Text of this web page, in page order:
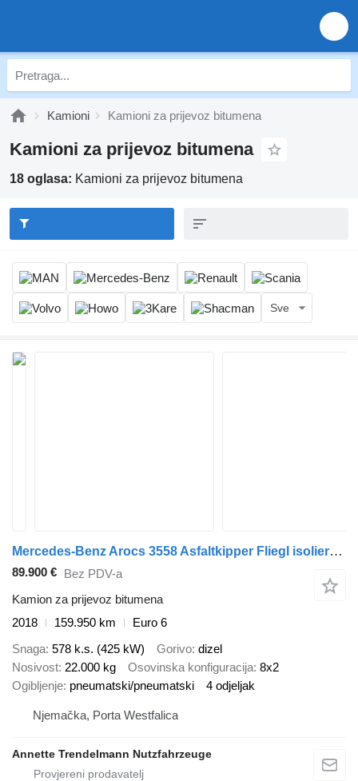
Kamioni Kamioni za prijevoz bitumena
Kamioni za prijevoz bitumena
18 oglasa: Kamioni za prijevoz bitumena
Sve
Mercedes-Benz Arocs 3558 Asfaltkipper Fliegl isoliert Temperatur Anzeige Funk-
89.900 € Bez PDV-a
Kamion za prijevoz bitumena
2018
159.950 km
Euro 6
Snaga 578 k.s. (425 kW) Gorivo dizel
Nosivost 22.000 kg Osovinska konfiguracija 8x2
Ogibljenje pneumatski/pneumatski 4 odjeljak
Njemačka, Porta Westfalica
Annette Trendelmann Nutzfahrzeuge